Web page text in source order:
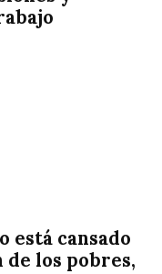
está cansado
los pobres,